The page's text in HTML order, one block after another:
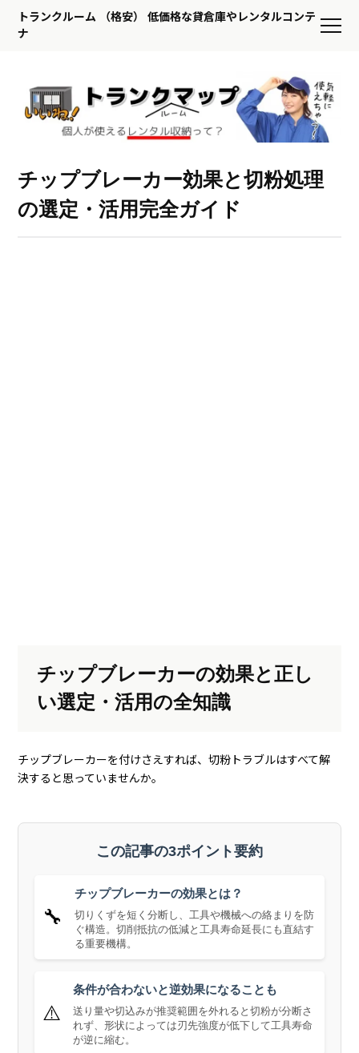
トランクルーム （格安） 低価格な貸倉庫やレンタルコンテ
ナ
チップブレーカー効果と切粉処理
の選定・活用完全ガイド
チップブレーカーの効果と正し
い選定・活用の全知識
チップブレーカーを付けさえすれば、切粉トラブルはすべて解
決すると思っていませんか。
この記事の3ポイント要約
🔧
チップブレーカーの効果とは？
切りくずを短く分断し、工具や機械への絡まりを防
ぐ構造。切削抵抗の低減と工具寿命延長にも直結す
る重要機構。
⚠️
条件が合わないと逆効果になることも
送り量や切込みが推奨範囲を外れると切粉が分断さ
れず、形状によっては刃先強度が低下して工具寿命
が逆に縮む。